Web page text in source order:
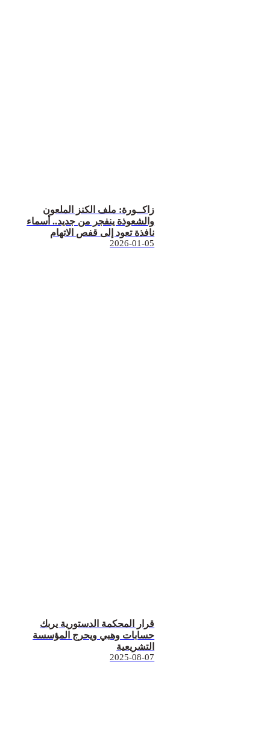
زاكــورة: ملف الكنز الملعون
والشعوذة ينفجر من جديد.. أسماء
نافذة تعود إلى قفص الاتهام
2026-01-05
قرار المحكمة الدستورية يربك
حسابات وهبي ويحرج المؤسسة
التشريعية
2025-08-07